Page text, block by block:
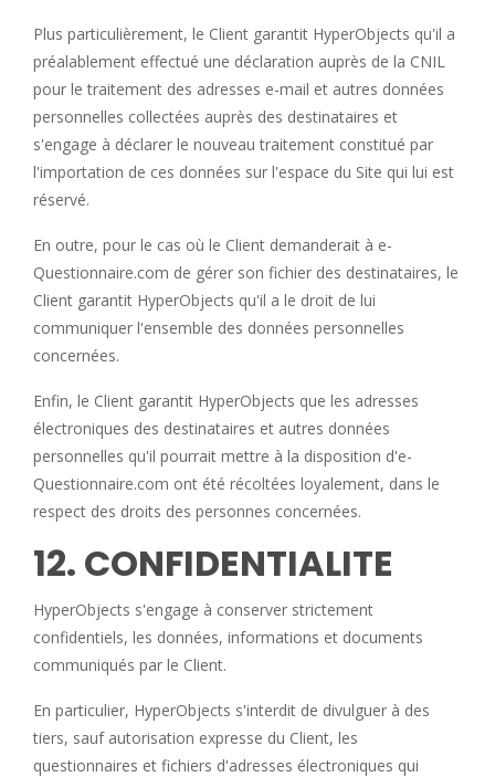
Plus particulièrement, le Client garantit HyperObjects qu'il a
préalablement effectué une déclaration auprès de la CNIL
pour le traitement des adresses e-mail et autres données
personnelles collectées auprès des destinataires et
s'engage à déclarer le nouveau traitement constitué par
l'importation de ces données sur l'espace du Site qui lui est
réservé.
En outre, pour le cas où le Client demanderait à e-
Questionnaire.com de gérer son fichier des destinataires, le
Client garantit HyperObjects qu'il a le droit de lui
communiquer l'ensemble des données personnelles
concernées.
Enfin, le Client garantit HyperObjects que les adresses
électroniques des destinataires et autres données
personnelles qu'il pourrait mettre à la disposition d'e-
Questionnaire.com ont été récoltées loyalement, dans le
respect des droits des personnes concernées.
12. CONFIDENTIALITE
HyperObjects s'engage à conserver strictement
confidentiels, les données, informations et documents
communiqués par le Client.
En particulier, HyperObjects s'interdit de divulguer à des
tiers, sauf autorisation expresse du Client, les
questionnaires et fichiers d'adresses électroniques qui